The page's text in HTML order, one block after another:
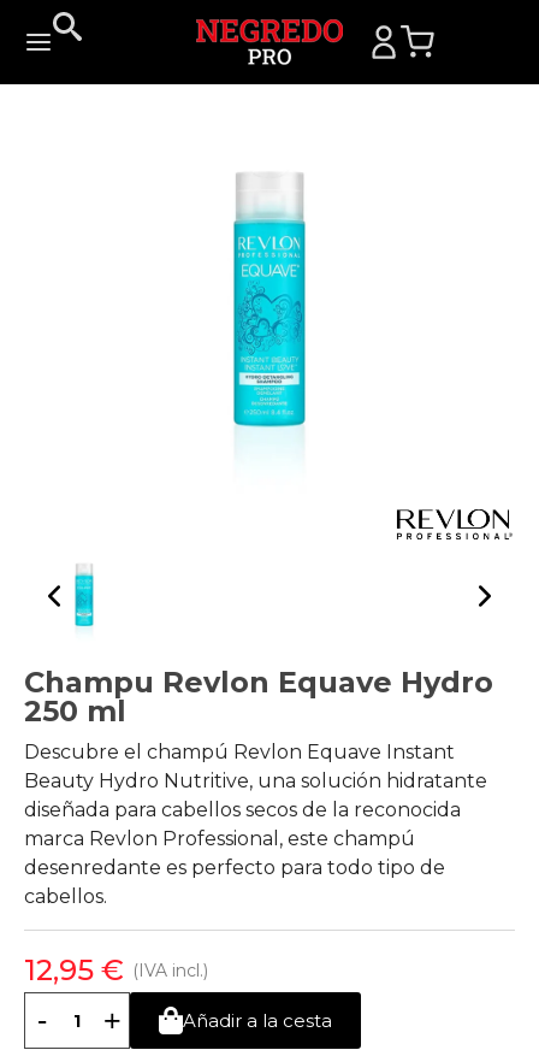
Champu Revlon Equave Hydro
250 ml
Descubre el champú Revlon Equave Instant
Beauty Hydro Nutritive, una solución hidratante
diseñada para cabellos secos de la reconocida
marca Revlon Professional, este champú
desenredante es perfecto para todo tipo de
cabellos.
12,95 € (IVA incl.)
- +
Añadir a la cesta